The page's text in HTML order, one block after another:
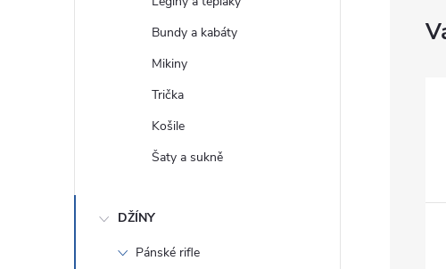
Bundy a kabáty
Mikiny
Trička
Košile
Šaty a sukně
DŽÍNY
Pánské rifle